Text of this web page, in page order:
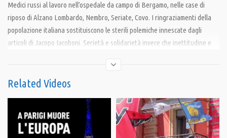
Medici russi al lavoro nell’ospedale da campo di Bergamo, nelle case di
riposo di Alzano Lombardo, Nembro, Seriate, Covo. I ringraziamenti della
popolazione italiana sostituiscono le sterili polemiche innescate dagli
articoli di Jacopo Iacoboni. Serietà e solidarietà invece che inettitudine e
Condividi
Related Videos